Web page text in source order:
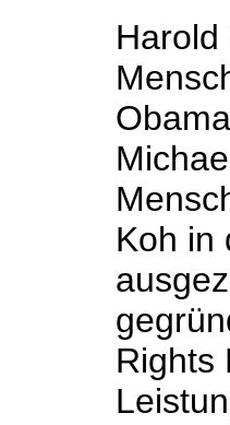
Koh in
Rights